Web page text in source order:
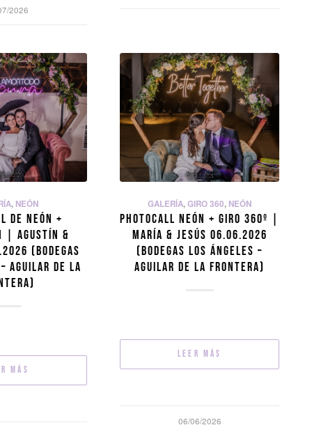
2026
, NEÓN
DE NEÓN +
| AGUSTÍN &
(BODEGAS
AGUILAR DE LA
más
GALERÍA,GIRO 360, NEÓN
PHOTOCALL NEÓN + GIRO 360º |
MARÍA & JESÚS 06.06.2026
(BODEGAS LOS ÁNGELES –
AGUILAR DE LA FRONTERA)
Leer más
06/06/2026